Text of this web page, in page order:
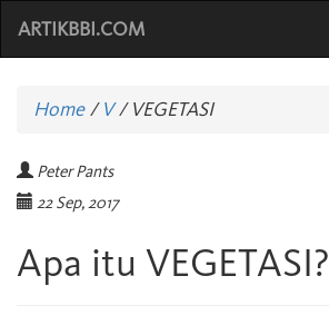
ARTIKBBI.COM
Home/V /VEGETASI
Peter Pants
22 Sep, 2017
Apa itu VEGETASI?